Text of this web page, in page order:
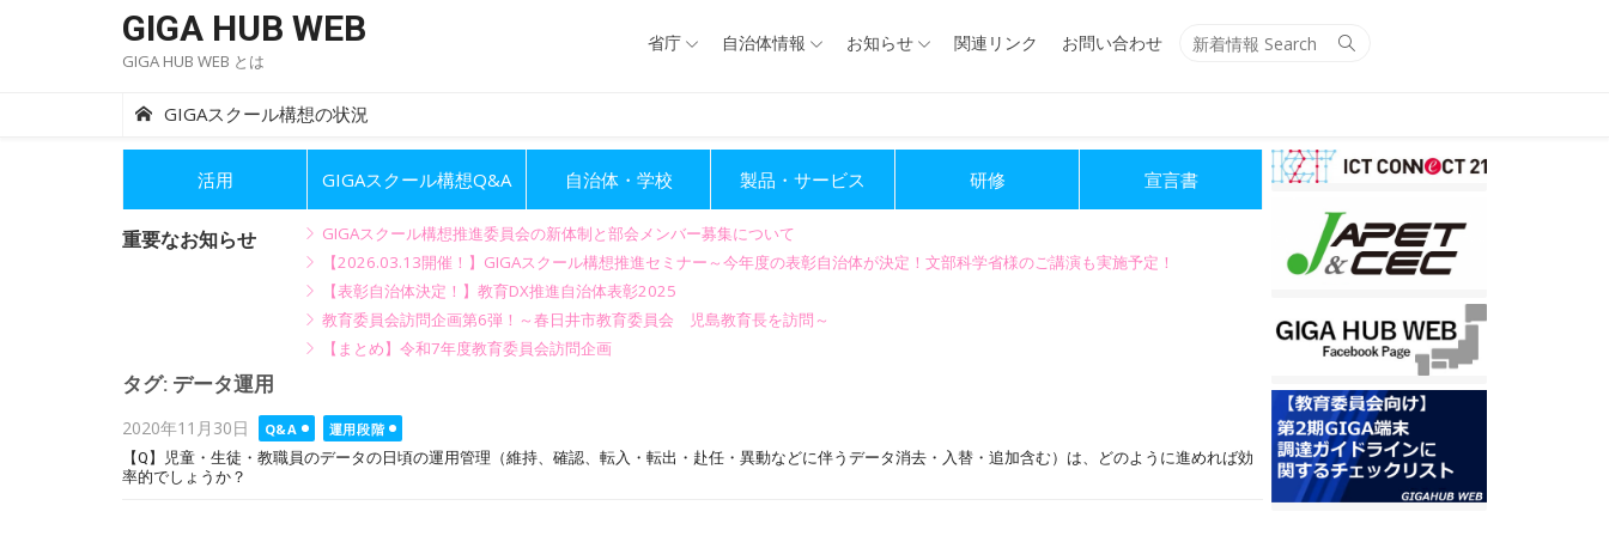
GIGA HUB WEB
GIGA HUB WEB とは
Search
省庁 自治体情報 お知らせ 関連リンク お問い合わせ
GIGAスクール構想の状況
活用 GIGAスクール構想Q&A 自治体・学校 製品・サービス 研修 宣言書
重要なお知らせ
GIGAスクール構想推進委員会の新体制と部会メンバー募集について
【2026.03.13開催！】GIGAスクール構想推進セミナー～今年度の表彰自治体が決定！文部科学省様のご講演も実施予定！
【表彰自治体決定！】教育DX推進自治体表彰2025
教育委員会訪問企画第6弾！～春日井市教育委員会 児島教育長を訪問～
【まとめ】令和7年度教育委員会訪問企画
タグ: データ運用
Posted
on
2020年11月30日 Q&A
運用段階
【Q】児童・生徒・教職員のデータの日頃の運用管理（維持、確認、転入・転出・赴任・異動などに伴うデータ消去・入替・追加含む）は、どのように進めれば効
率的でしょうか？